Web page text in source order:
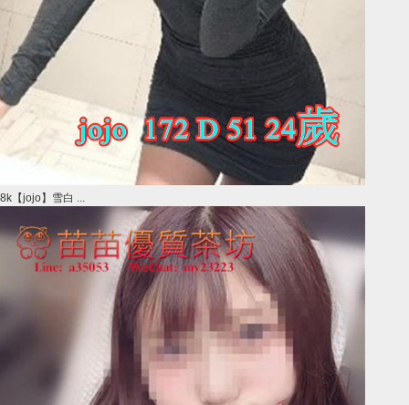
8k【jojo】雪白 ...